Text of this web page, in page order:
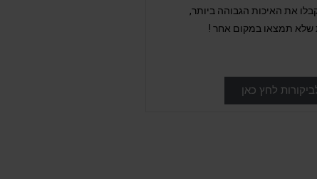
את האיכות הגבוהה ביותר,
שלא תמצאו במקום אחר !
לחץ כאן